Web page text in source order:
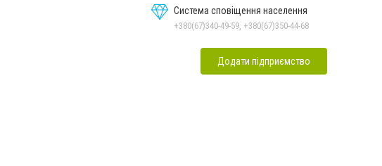
Система сповіщення населення
+380(67)340-49-59, +380(67)350-44-68
Додати підприємство